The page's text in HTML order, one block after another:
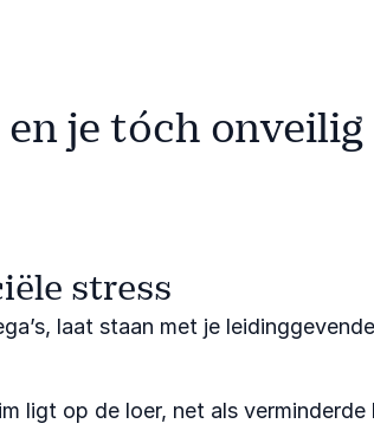
je tóch onveilig
stress
laat staan met je
ligt op de loer, net als